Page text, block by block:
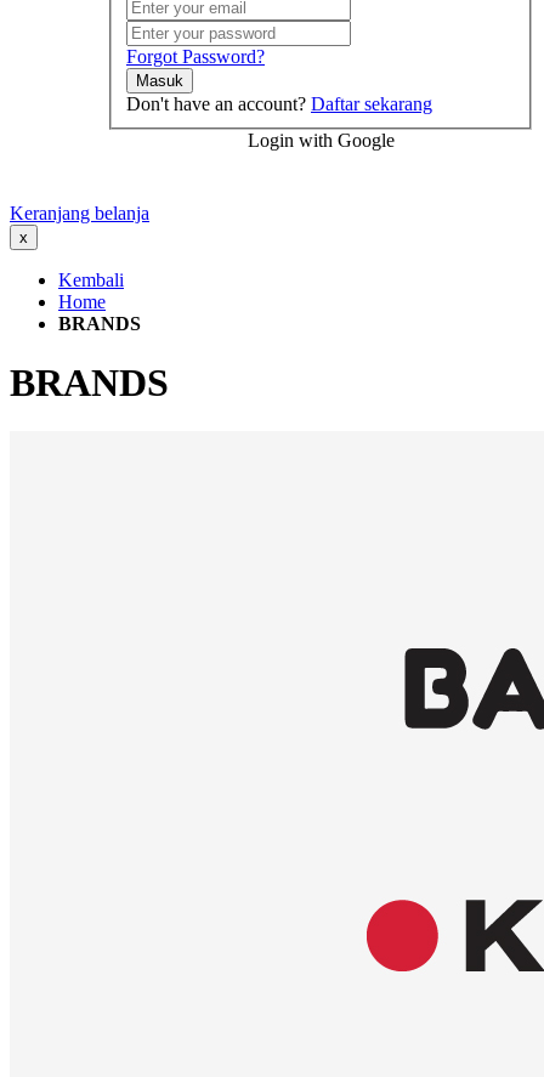
Forgot Password?
Masuk
Don't have an account? Daftar sekarang
Login with Google
Keranjang belanja
x
Kembali
Home
BRANDS
BRANDS